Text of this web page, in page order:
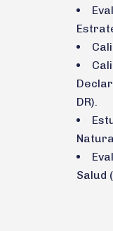
DR).
Salud